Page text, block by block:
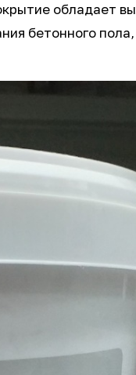
обладает
бетонного